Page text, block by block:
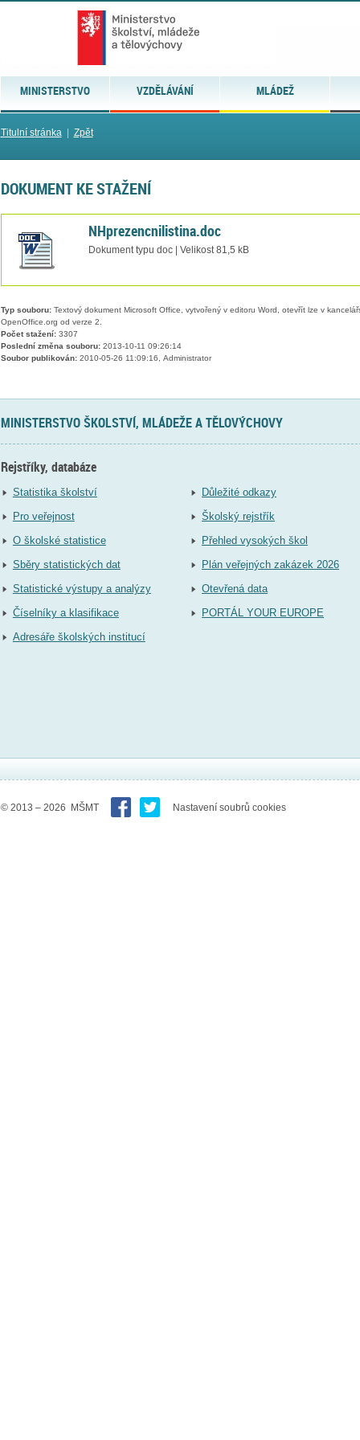
MINISTERSTVO VZDĚLÁVÁNÍ MLÁDEŽ
Titulní stránka| Zpět
DOKUMENT KE STAŽENÍ
NHprezencnilistina.doc
Dokument typu doc | Velikost 81,5 kB
Typ souboru:Textový dokument Microsoft Office, vytvořený v editoru Word, otevřít lze v
OpenOffice.org od verze 2.
Počet stažení:3307
Poslední změna souboru:2013-10-11 09:26:14
Soubor publikován:2010-05-26 11:09:16, Administrator
MINISTERSTVO ŠKOLSTVÍ, MLÁDEŽE A TĚLOVÝCHOVY
Rejstříky, databáze
Statistika školství
Pro veřejnost
O školské statistice
Sběry statistických dat
Statistické výstupy a analýzy
Číselníky a klasifikace
Adresáře školských institucí
Důležité odkazy
Školský rejstřík
Přehled vysokých škol
Plán veřejných zakázek 2026
Otevřená data
PORTÁL YOUR EUROPE
© 2013 – 2026 MŠMT Nastavení soubrů cookies